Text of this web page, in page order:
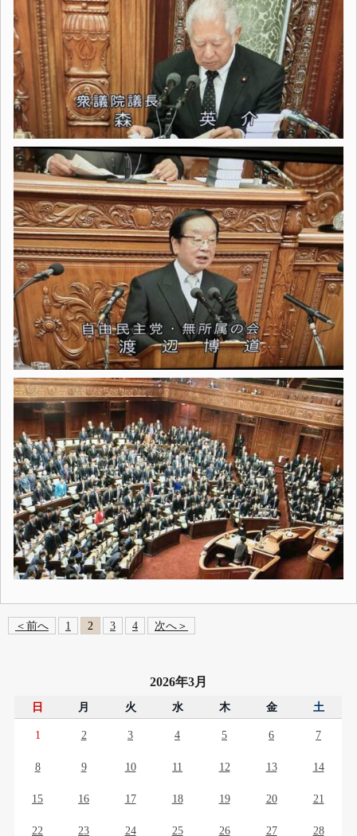
＜前へ 1 2 3 4 次へ＞
2026年3月
日 月 火 水 木 金 土
1 2 3 4 5 6 7
8 9 10 11 12 13 14
15 16 17 18 19 20 21
22 23 24 25 26 27 28